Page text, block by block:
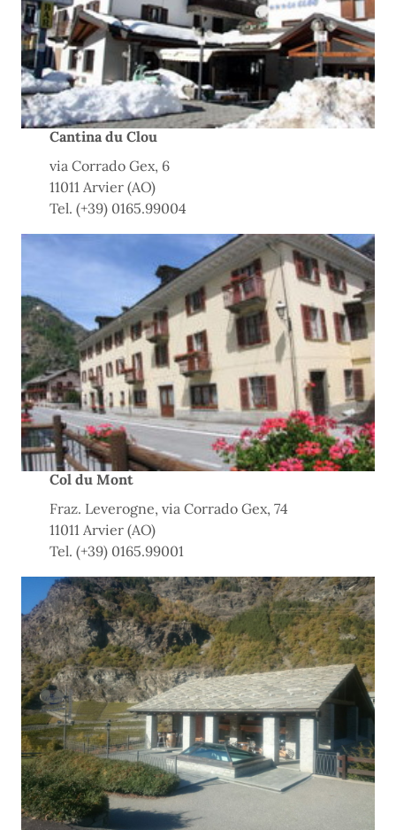
Cantina du Clou
via Corrado Gex, 6
11011 Arvier (AO)
Tel. (+39) 0165.99004
Col du Mont
Fraz. Leverogne, via Corrado Gex, 74
11011 Arvier (AO)
Tel. (+39) 0165.99001